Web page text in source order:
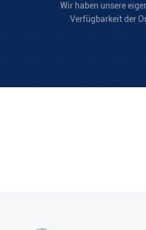
Wir haben unsere
Verfügbarkeit der